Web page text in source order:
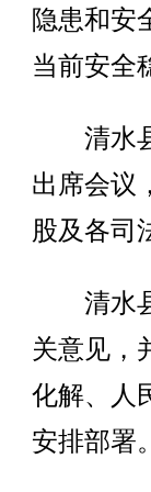
隐患和安
当前安全
清水县
出席会议
股及各司
清水县
关意见，
化解、人
安排部署。